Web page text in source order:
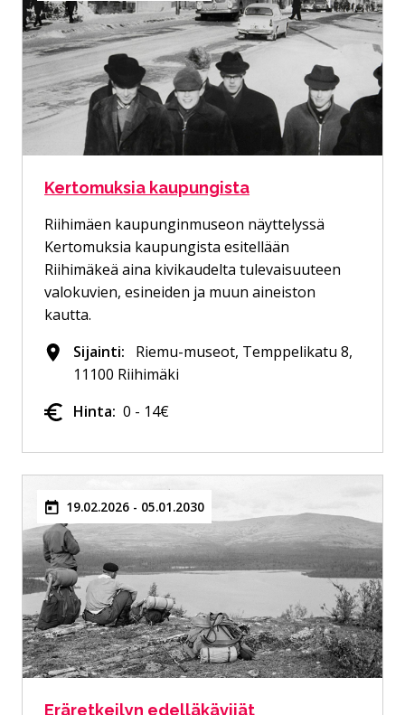
Kertomuksia kaupungista
Riihimäen kaupunginmuseon näyttelyssä
Kertomuksia kaupungista esitellään
Riihimäkeä aina kivikaudelta tulevaisuuteen
valokuvien, esineiden ja muun aineiston
kautta.
Sijainti:
Riemu-museot, Temppelikatu 8,
11100 Riihimäki
Hinta: 0 - 14€
19.02.2026 - 05.01.2030
Eräretkeilyn edelläkävijät